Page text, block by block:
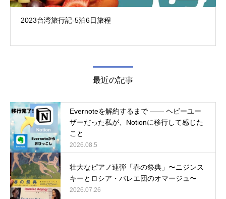
2023台湾旅行記-5泊6日旅程
最近の記事
Evernoteを解約するまで ―― ヘビーユー
ザーだった私が、Notionに移行して感じた
こと
2026.08.5
壮大なピアノ連弾「春の祭典」〜ニジンス
キーとロシア・バレエ団のオマージュ〜
2026.07.26